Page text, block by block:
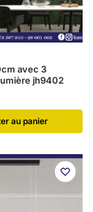
avec 3
jh9402
au panier